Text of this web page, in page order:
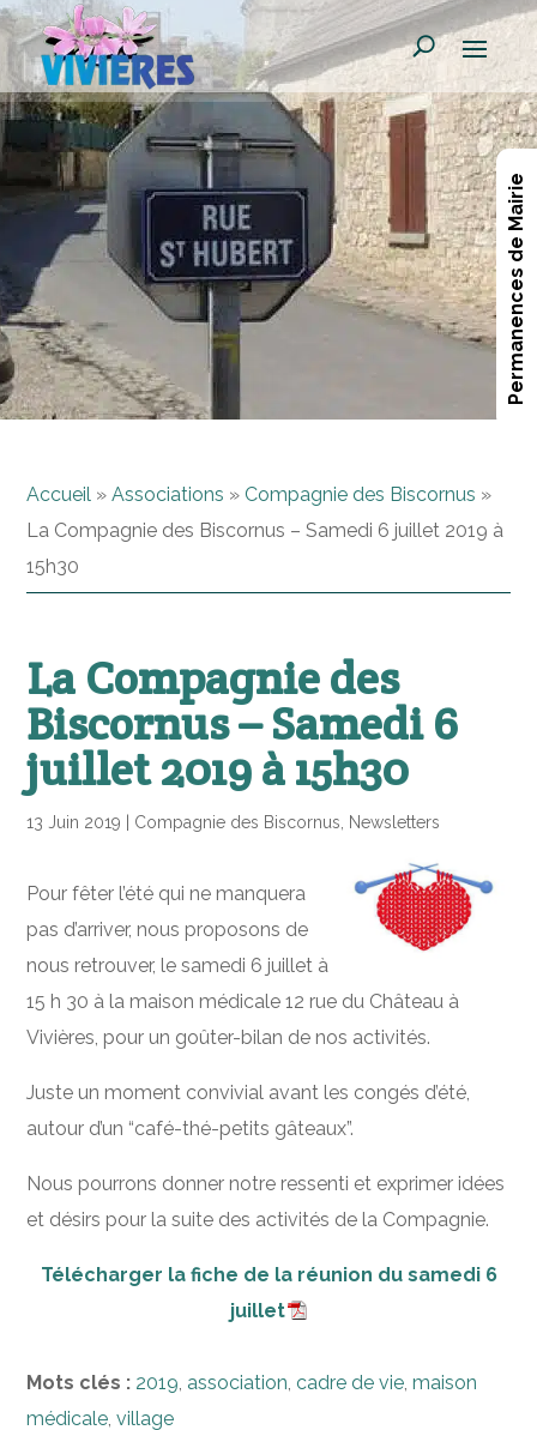
Permanences de Mairie
Accueil »Associations » Compagnie des Biscornus »
La Compagnie des Biscornus – Samedi 6 juillet 2019 à
15h30
La Compagnie des
Biscornus – Samedi 6
juillet 2019 à 15h30
13 Juin 2019 Compagnie des Biscornus Newsletters
Pour fêter l’été qui ne manquera
pas d’arriver, nous proposons de
nous retrouver, le samedi 6 juillet à
15 h 30 à la maison médicale 12 rue du Château à
Vivières, pour un goûter-bilan de nos activités.
Juste un moment convivial avant les congés d’été,
autour d’un “café-thé-petits gâteaux”.
Nous pourrons donner notre ressenti et exprimer idées
et désirs pour la suite des activités de la Compagnie.
Télécharger la fiche de la réunion du samedi 6
juillet
Mots clés : 2019, association,cadre de vie,maison
médicale,village